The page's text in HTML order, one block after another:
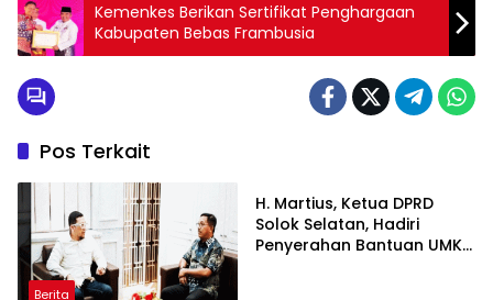
Kemenkes Berikan Sertifikat Penghargaan
Kabupaten Bebas Frambusia
Pos Terkait
Berita
H. Martius, Ketua DPRD
Solok Selatan, Hadiri
Penyerahan Bantuan UMKM